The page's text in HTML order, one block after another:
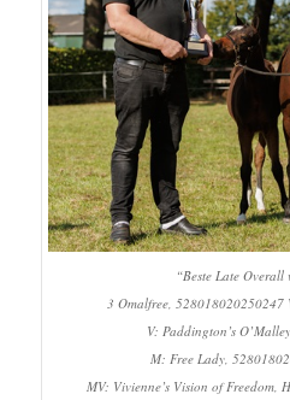
“Beste Late
3 Omalfree,
V: Paddington’s
M: Free Lady,
MV: Vivienne’s Vision of Freedom,